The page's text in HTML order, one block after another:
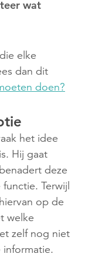
wat
elke
dan dit
doen?
het idee
Hij gaat
deze
Terwijl
op de
welke
zelf nog niet
informatie.